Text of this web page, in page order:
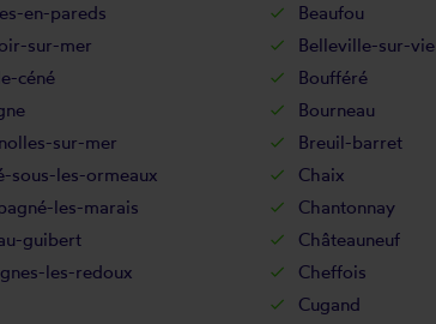
en-pareds Beaufou
sur-mer Belleville-sur-vie
céné Boufféré
Bourneau
sur-mer Breuil-barret
sous-les-ormeaux Chaix
les-marais Chantonnay
guibert Châteauneuf
les-redoux Cheffois
Cugand